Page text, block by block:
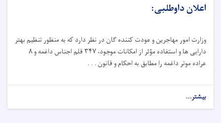
اعلان داوطلبی:
وزارت امور مهاجرین و عودت کننده گان در نظر دارد که به ‌منظور تنظیم بهتر
دارایی ‌ها و استفاده مؤثر از امکانات موجود، ۳۴۷ قلم اجناس داغمه و ۸
عراده موتر داغمه را مطابق به احکام و قانون . . .
بیشتر...